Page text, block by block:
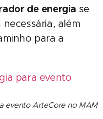
de energia se
além
para a
evento ArteCore no MAM